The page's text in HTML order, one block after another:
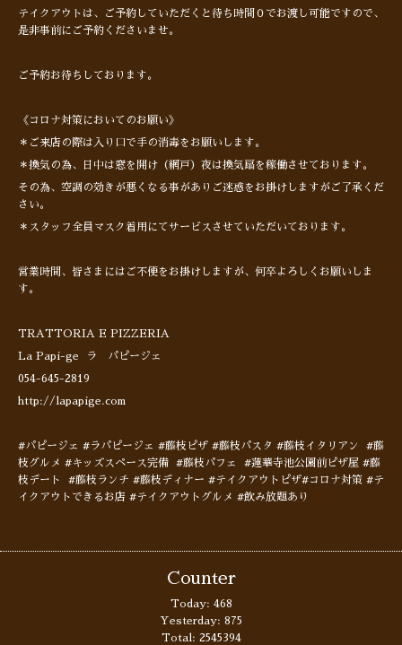
テイクアウトは、ご予約していただくと待ち時間０でお渡し可能ですので、
是非事前にご予約くださいませ。
ご予約お待ちしております。
《コロナ対策においてのお願い》
＊ご来店の際は入り口で手の消毒をお願いします。
＊換気の為、日中は窓を開け（網戸）夜は換気扇を稼働させております。
その為、空調の効きが悪くなる事がありご迷惑をお掛けしますがご了承くだ
さい。
＊スタッフ全員マスク着用にてサービスさせていただいております。
営業時間、皆さまにはご不便をお掛けしますが、何卒よろしくお願いしま
す。
TRATTORIA E PIZZERIA
La Papi-ge ラ パピージェ
054-645-2819
http://lapapige.com
#パピージェ #ラパピージェ #藤枝ピザ #藤枝パスタ #藤枝イタリアン #藤
枝グルメ #キッズスペース完備 #藤枝パフェ #蓮華寺池公園前ピザ屋 #藤
枝デート #藤枝ランチ #藤枝ディナー #テイクアウトピザ#コロナ対策 #テ
イクアウトできるお店 #テイクアウトグルメ #飲み放題あり
Counter
Today: 468
Yesterday: 875
Total: 2545394